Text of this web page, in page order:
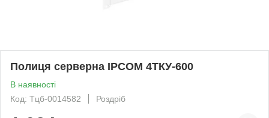
Полиця серверна IPCOM 4ТКУ-600
В наявності
Код: Тцб-0014582
Роздріб